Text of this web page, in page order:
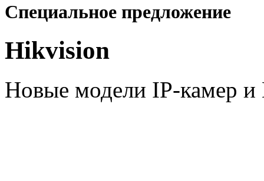
Специальное предложение
Hikvision
Новые модели IP-камер и